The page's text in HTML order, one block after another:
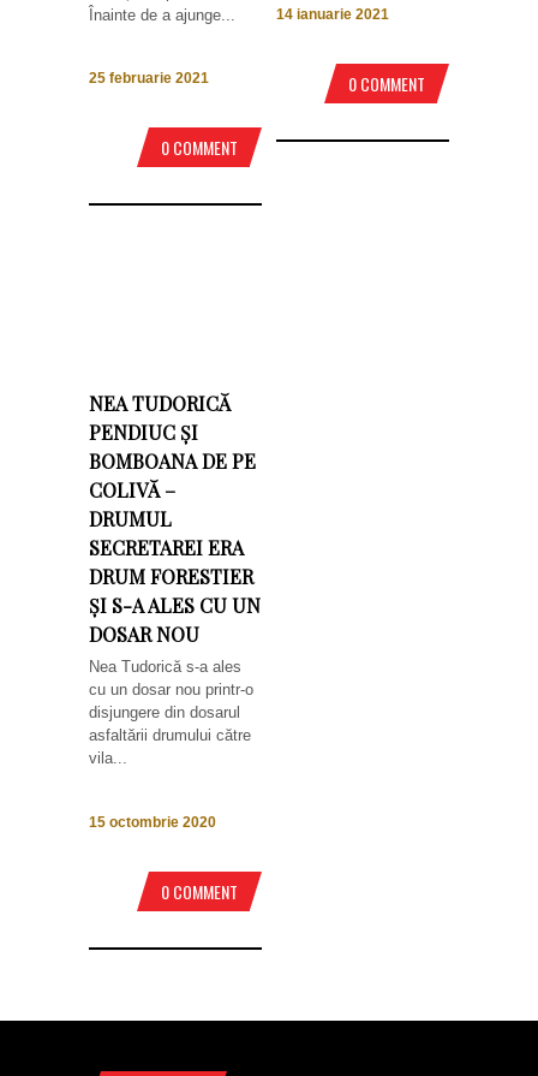
Înainte de a ajunge...
25 februarie 2021
0 COMMENT
14 ianuarie 2021
0 COMMENT
NEA TUDORICĂ
PENDIUC ȘI
BOMBOANA DE PE
COLIVĂ –
DRUMUL
SECRETAREI ERA
DRUM FORESTIER
ȘI S-A ALES CU UN
DOSAR NOU
Nea Tudorică s-a ales
cu un dosar nou printr-o
disjungere din dosarul
asfaltării drumului către
vila...
15 octombrie 2020
0 COMMENT